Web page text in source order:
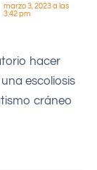
marzo 3, 2023 a las
3:42 pm
hacer
escoliosis
cráneo